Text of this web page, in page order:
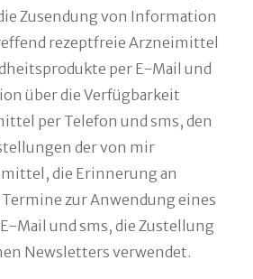
Zusendung von Information
rezeptfreie Arzneimittel
per E-Mail und
über die Verfügbarkeit
per Telefon und sms, den
der von mir
die Erinnerung an
zur Anwendung eines
Mail und sms, die Zustellung
Newsletters verwendet.